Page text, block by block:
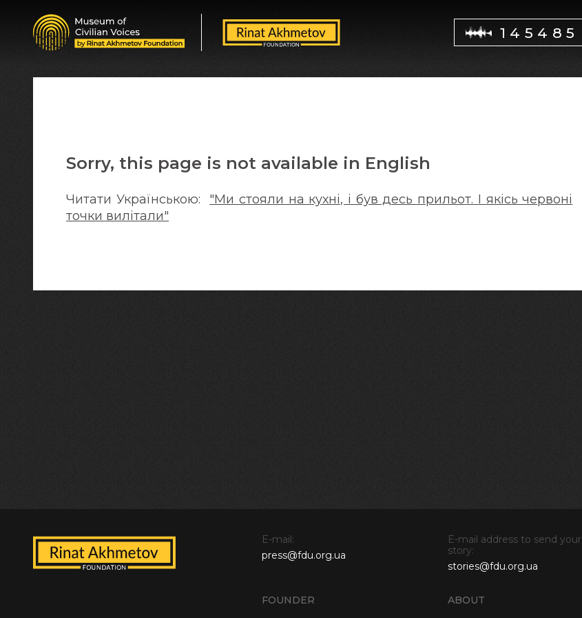
145485
Sorry, this page is not available in English
Читати Українською: "Ми стояли на кухні, і був десь прильот. І якісь червоні
точки вилітали"
FOUNDER ABOUT
E-mail:
press@fdu.org.ua
E-mail address to send your
story:
stories@fdu.org.ua